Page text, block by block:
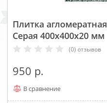
Плитка
Серая 400х400х20 мм
(0) отзывов
950
В сравнение